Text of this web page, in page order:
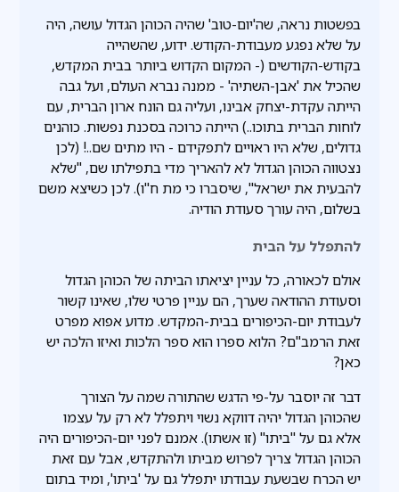
בפשטות נראה, שה'יום-טוב' שהיה הכוהן הגדול עושה, היה
על שלא נפגע מעבודת-הקודש. ידוע, שהשהייה
בקודש-הקודשים (- המקום הקדוש ביותר בבית המקדש,
שהכיל את 'אבן-השתיה' - ממנה נברא העולם, ועל גבה
הייתה עקדת-יצחק אבינו, ועליה גם הונח ארון הברית, עם
לוחות הברית בתוכו..) הייתה כרוכה בסכנת נפשות. כוהנים
גדולים, שלא היו ראויים לתפקידם - היו מתים שם..! (לכן
נצטווה הכוהן הגדול לא להאריך מדי בתפילתו שם, "שלא
להבעית את ישראל", שיסברו כי מת ח"ו). לכן כשיצא משם
בשלום, היה עורך סעודת הודיה.
להתפלל על הבית
אולם לכאורה, כל עניין יציאתו הביתה של הכוהן הגדול
וסעודת ההודאה שערך, הם עניין פרטי שלו, שאינו קשור
לעבודת יום-הכיפורים בבית-המקדש. מדוע אפוא מפרט
זאת הרמב"ם? הלוא ספרו הוא ספר הלכות ואיזו הלכה יש
כאן?
דבר זה יוסבר על-פי הדגש שהתורה שמה על הצורך
שהכוהן הגדול יהיה דווקא נשוי ויתפלל לא רק על עצמו
אלא גם על "ביתו" (זו אשתו). אמנם לפני יום-הכיפורים היה
הכוהן הגדול צריך לפרוש מביתו ולהתקדש, אבל עם זאת
יש הכרח שבשעת עבודתו יתפלל גם על 'ביתו', ומיד בתום